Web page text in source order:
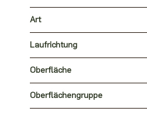
Art
Laufrichtung
Oberfläche
Oberflächengruppe